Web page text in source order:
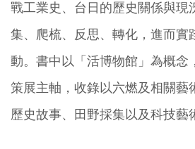
戰工業史、台日的歷史關係與現
集、爬梳、反思、轉化，進而實
動。書中以「活博物館」為概念
策展主軸，收錄以六燃及相關藝
歷史故事、田野採集以及科技藝